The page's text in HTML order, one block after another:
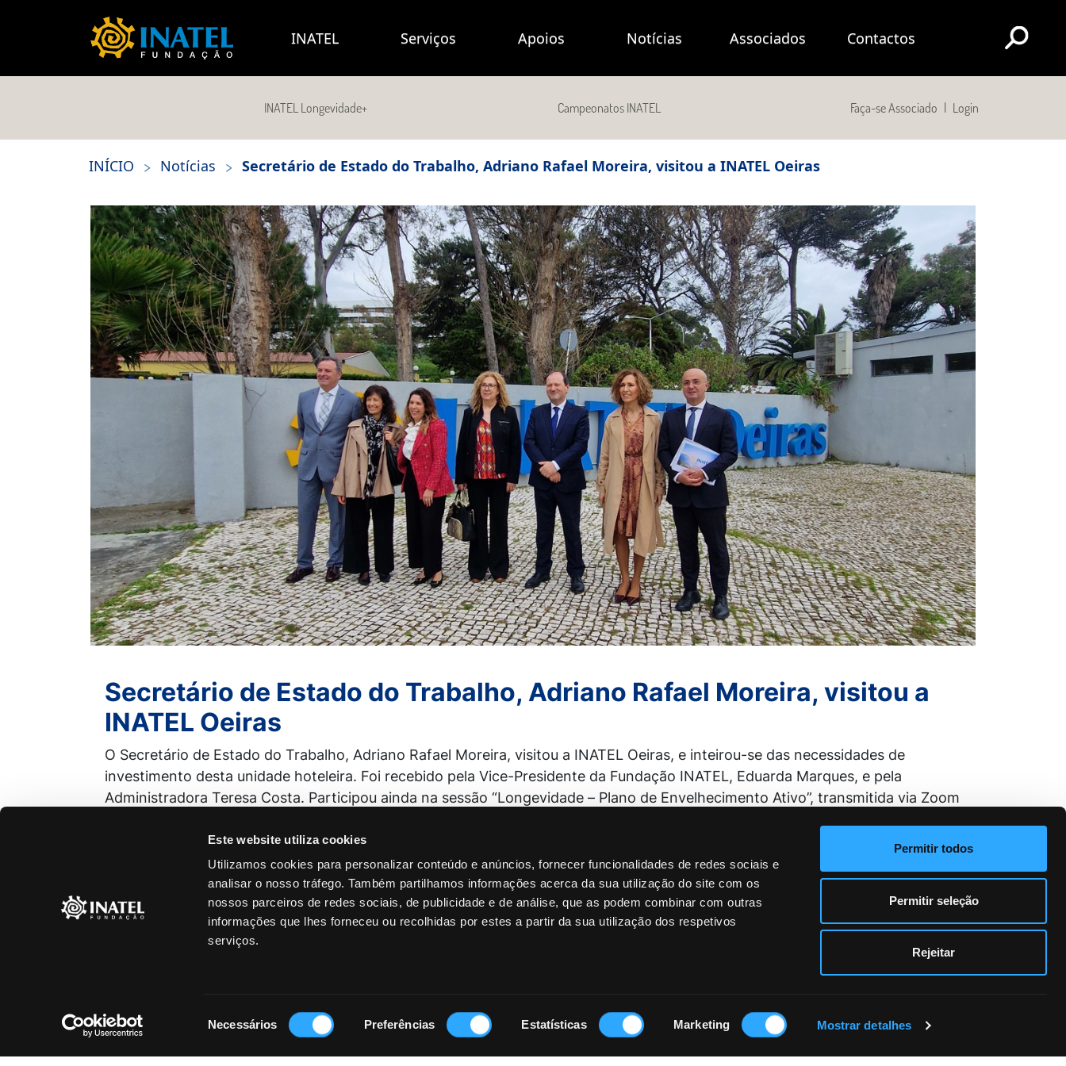
Este website utiliza cookies
Utilizamos cookies para personalizar conteúdo e anúncios, fornecer funcionalidades de redes sociais e
analisar o nosso tráfego. Também partilhamos informações acerca da sua utilização do site com os
nossos parceiros de redes sociais, de publicidade e de análise, que as podem combinar com outras
informações que lhes forneceu ou recolhidas por estes a partir da sua utilização dos respetivos
serviços.
Necessários Preferências Estatísticas Marketing Mostrar detalhes
Permitir todos
Permitir seleção
Rejeitar
INATEL Serviços Apoios Notícias Associados Contactos
INATEL Longevidade+ Campeonatos INATEL Faça-se Associado Login
INÍCIO > Notícias > Secretário de Estado do Trabalho, Adriano Rafael Moreira, visitou a INATEL Oeiras
Secretário de Estado do Trabalho, Adriano Rafael Moreira, visitou a
INATEL Oeiras
O Secretário de Estado do Trabalho, Adriano Rafael Moreira, visitou a INATEL Oeiras, e inteirou-se das necessidades de
investimento desta unidade hoteleira. Foi recebido pela Vice-Presidente da Fundação INATEL, Eduarda Marques, e pela
Administradora Teresa Costa. Participou ainda na sessão “Longevidade – Plano de Envelhecimento Ativo”, transmitida via Zoom
POLÍTICA DE PRIVACIDADE LIVRO DE RECLAMAÇÕES CANAL DE DENÚNCIAS PERGUNTAS FREQUENTES COMPROMISSO COM A SUSTENTABILIDADE
1169-062 Lisboa
NIF. 500 122 237
dias úteis, das 9h00 às 18h00
fundacao.inatel@inatel.pt
Siga a Fundação INATEL
Faça-se Associado